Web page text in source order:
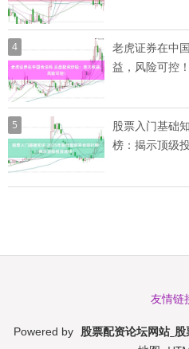
4
老虎证券在中
益，风险可控！
5
股票入门基础
榜：揭示顶级
友情链
Powered by 股票配资论坛网站_